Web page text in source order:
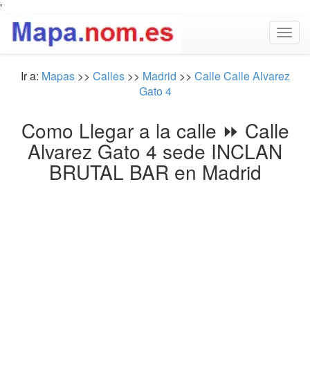
'
Ir a: Mapas >> Calles >> Madrid >> Calle Calle Alvarez
Gato 4
Como Llegar a la calle ⏩ Calle
Alvarez Gato 4 sede INCLAN
BRUTAL BAR en Madrid